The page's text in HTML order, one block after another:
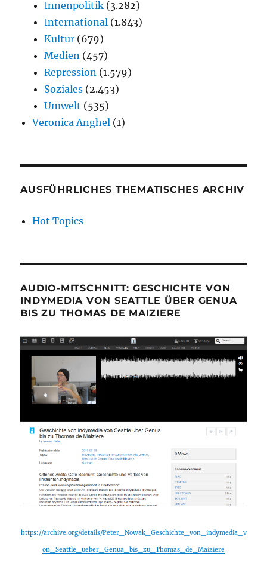
Innenpolitik (3.282)
International (1.843)
Kultur (679)
Medien (457)
Repression (1.579)
Soziales (2.453)
Umwelt (535)
Veronica Anghel (1)
AUSFÜHRLICHES THEMATISCHES ARCHIV
Hot Topics
AUDIO-MITSCHNITT: GESCHICHTE VON
INDYMEDIA VON SEATTLE ÜBER GENUA
BIS ZU THOMAS DE MAIZIERE
https://archive.org/details/Peter_Nowak_Geschichte_von_indymedia_v
on_Seattle_ueber_Genua_bis_zu_Thomas_de_Maiziere